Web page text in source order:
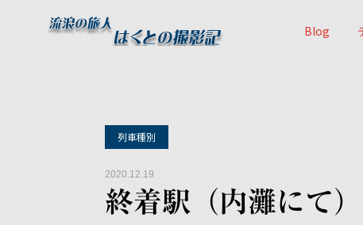
Blog
列車種別
2020.12.19
終着駅（内灘にて）